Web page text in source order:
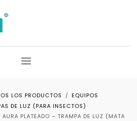
LOS PRODUCTOS
EQUIPOS
DE LUZ (PARA INSECTOS)
PLATEADO – TRAMPA DE LUZ (MATA